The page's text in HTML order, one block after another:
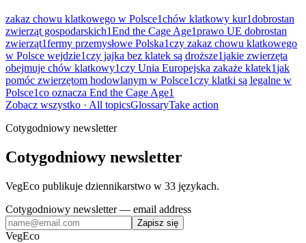
zakaz chowu klatkowego w Polsce1chów klatkowy kur1dobrostan
zwierząt gospodarskich1End the Cage Age1prawo UE dobrostan
zwierząt1fermy przemysłowe Polska1czy zakaz chowu klatkowego
w Polsce wejdzie1czy jajka bez klatek są droższe1jakie zwierzęta
obejmuje chów klatkowy1czy Unia Europejska zakaże klatek1jak
pomóc zwierzętom hodowlanym w Polsce1czy klatki są legalne w
Polsce1co oznacza End the Cage Age1
Zobacz wszystko · All topicsGlossaryTake action
Cotygodniowy newsletter
Cotygodniowy newsletter
VegEco publikuje dziennikarstwo w 33 językach.
Cotygodniowy newsletter— email address
Zapisz się
VegEco